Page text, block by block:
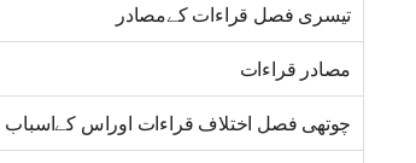
تیسری فصل قراءات کےمصادر
مصادر قراءات
چوتھی فصل اختلاف قراءات اوراس کےاسباب